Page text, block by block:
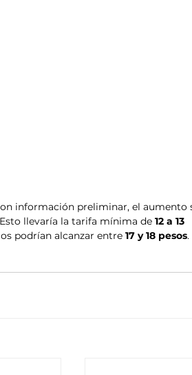
información preliminar, el aumento
llevaría la tarifa mínima de 12 a 13
podrían alcanzar entre 17 y 18 pesos.